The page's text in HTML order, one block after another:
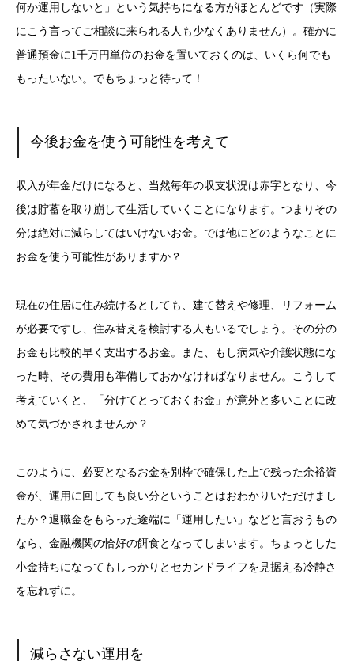
何か運用しないと」という気持ちになる方がほとんどです（実際
にこう言ってご相談に来られる人も少なくありません）。確かに
普通預金に1千万円単位のお金を置いておくのは、いくら何でも
もったいない。でもちょっと待って！
今後お金を使う可能性を考えて
収入が年金だけになると、当然毎年の収支状況は赤字となり、今
後は貯蓄を取り崩して生活していくことになります。つまりその
分は絶対に減らしてはいけないお金。では他にどのようなことに
お金を使う可能性がありますか？
現在の住居に住み続けるとしても、建て替えや修理、リフォーム
が必要ですし、住み替えを検討する人もいるでしょう。その分の
お金も比較的早く支出するお金。また、もし病気や介護状態にな
った時、その費用も準備しておかなければなりません。こうして
考えていくと、「分けてとっておくお金」が意外と多いことに改
めて気づかされませんか？
このように、必要となるお金を別枠で確保した上で残った余裕資
金が、運用に回しても良い分ということはおわかりいただけまし
たか？退職金をもらった途端に「運用したい」などと言おうもの
なら、金融機関の恰好の餌食となってしまいます。ちょっとした
小金持ちになってもしっかりとセカンドライフを見据える冷静さ
を忘れずに。
減らさない運用を